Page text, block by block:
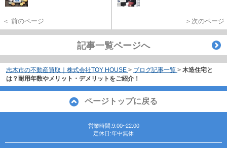
＜ 前のページ ＞次のページ
記事一覧ページへ
志木市の不動産買取｜株式会社TOY HOUSE > ブログ記事一覧 > 木造住宅と
は？耐用年数やメリット・デメリットをご紹介！
ページトップに戻る
営業時間:9:00~22:00
定休日:年中無休